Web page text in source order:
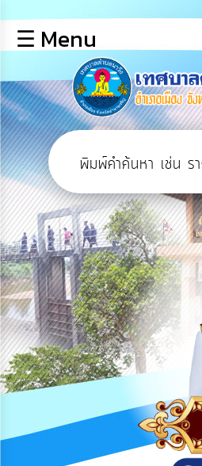
หลัก
ข้อมูล
พื้น
ฐาน
บุคลากร
แผน
ยุทธศาสตร์
ข่าวสาร
การ
เปิด
เผย
ข้อมูล
สาธารณะ
OIT
กิจการ
สภา
☰ Menu